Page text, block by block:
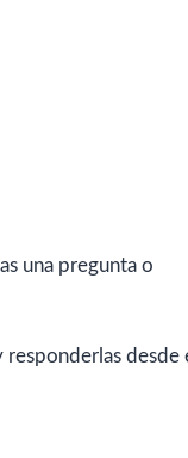
una pregunta o
responderlas desde